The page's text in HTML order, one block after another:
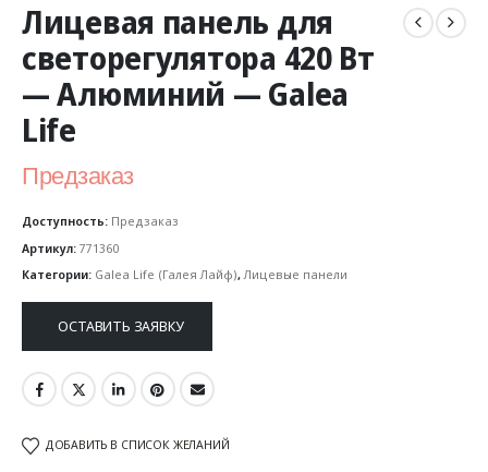
Лицевая панель для
светорегулятора 420 Вт
— Алюминий — Galea
Life
Предзаказ
Доступность: Предзаказ
Артикул: 771360
Категории: Galea Life (Галея Лайф),Лицевые панели
ОСТАВИТЬ ЗАЯВКУ
ДОБАВИТЬ В СПИСОК ЖЕЛАНИЙ